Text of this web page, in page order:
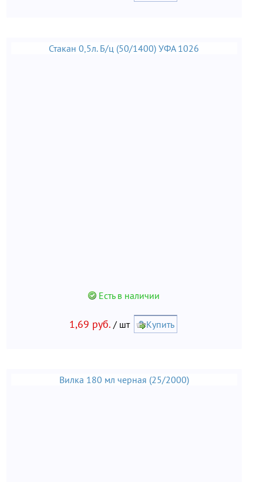
Стакан 0,5л. Б/ц (50/1400) УФА 1026
Есть в наличии
1,69 руб. / шт Купить
Вилка 180 мл черная (25/2000)